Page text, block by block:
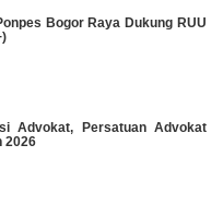
Bogor Raya Dukung RUU
Advokat, Persatuan Advokat
2026